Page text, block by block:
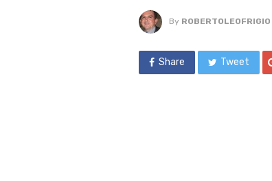
By ROBERTOLEOFRIGIO
Share Tweet